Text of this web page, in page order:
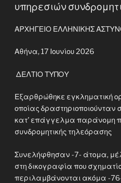
υπηρεσιών
ΑΡΧΗΓΕΙΟ ΕΛΛΗΝΙΚΗΣ
Αθήνα, 17 Ιουνίου 2026
ΔΕΛΤΙΟ ΤΥΠΟΥ
Εξαρθρώθηκε εγκληματική
οποίας δραστηριοποιούνταν
κατ’ επάγγελμα παράνομη
συνδρομητικής τηλεόρασης
Συνελήφθησαν -7- άτομα,
στη δικογραφία που
περιλαμβάνονται ακόμα -